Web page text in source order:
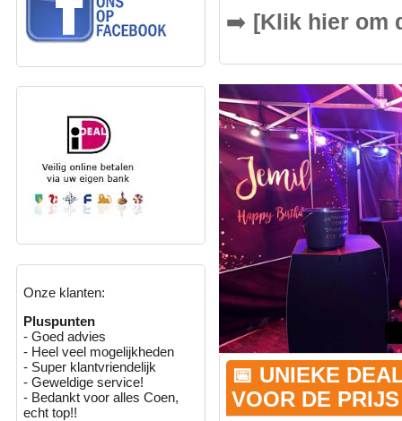
Onze klanten:
Pluspunten
- Goed advies
- Heel veel mogelijkheden
- Super klantvriendelijk
- Geweldige service!
- Bedankt voor alles Coen,
echt top!!
➡️ [Klik hier om
📅 UNIEKE
VOOR DE